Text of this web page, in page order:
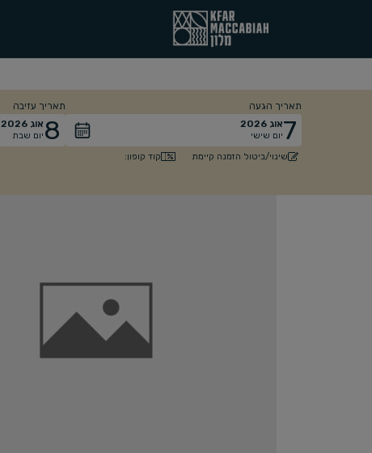
תאריך הגעה
7אוג 2026
יום שישי
תאריך עזיבה
8 אוג 2026
יום שבת
קוד קופון:
שינוי/ביטול הזמנה קיימת